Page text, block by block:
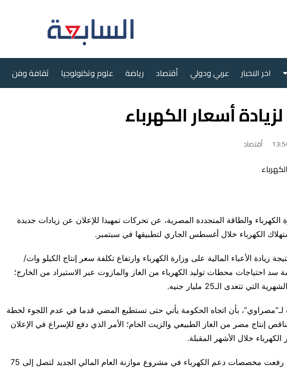
اخر الاخبار عربي ودولي أقتصاد رياضة علوم وتكنولوجيا ثقافة وفن
أسعار الكهرباء
أقتصاد
والطاقة المتجددة المصرية، عن تحركات تمهيدا للإعلان عن زيادات جديدة
الكهرباء خلال أغسطس الجاري لتطبيقها في سبتمبر.
زيادة الأعباء المالية على وزارة الكهرباء وارتفاع تكلفة سعر إنتاج الكيلو وات/
سد احتياجات محطات توليد الكهرباء من الغاز والمازوت عبر الاستيراد من الخارج؛
تتعدى الـ25 مليار جنيه.
بأن اتجاه الحكومة يأتي حتى تستطيع المضي قدما في عدم اللجوء لخطة
إنتاج مصر من الغاز الطبيعي والزيت الخام؛ الأمر الذي دفع للإسراع في الإعلان
خلال الأشهر المقبلة.
وأوضح المصدر أن الحكومة رفعت مخصصات دعم الكهرباء في مشروع موازنة العام المالي الجديد لتصل إلى 75